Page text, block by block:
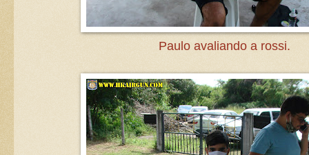
Paulo avaliando a rossi.